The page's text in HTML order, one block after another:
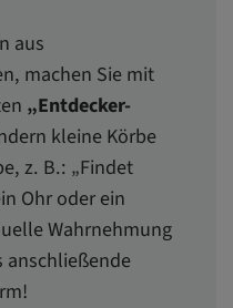
aus
machen Sie mit
„Entdecker-
kleine Körbe
z. B.: „Findet
Ohr oder ein
Wahrnehmung
anschließende